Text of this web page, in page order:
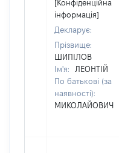
[Конфіденційна
інформація]
Декларує:
Прізвище:
ШИПІЛОВ
Ім'я:
ЛЕОНТІЙ
По батькові (за
наявності):
МИКОЛАЙОВИЧ